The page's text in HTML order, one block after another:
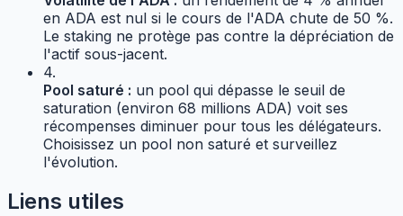
en ADA est nul si le cours de l'ADA chute de 50 %.
Le staking ne protège pas contre la dépréciation de
l'actif sous-jacent.
4.
Pool saturé : un pool qui dépasse le seuil de
saturation (environ 68 millions ADA) voit ses
récompenses diminuer pour tous les délégateurs.
Choisissez un pool non saturé et surveillez
l'évolution.
Liens utiles